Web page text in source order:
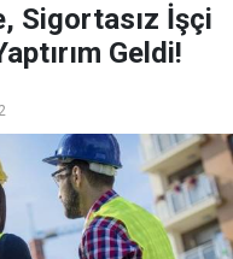
Sigortasız İşçi
Geldi!